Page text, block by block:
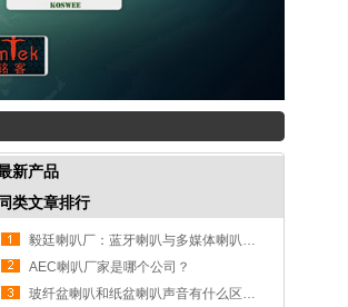
新产品
类文章排行
毅廷喇叭厂：蓝牙喇叭与多媒体喇叭常见问题解析
AEC喇叭厂家是哪个公司？
玻纤盆喇叭和纸盆喇叭声音有什么区别？